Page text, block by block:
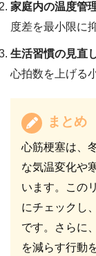
家庭内の温度管
度差を最小限に
生活習慣の見直
心拍数を上げる
まとめ
心筋梗塞は、
な気温変化や
います。この
にチェックし
です。さらに
を減らす行動